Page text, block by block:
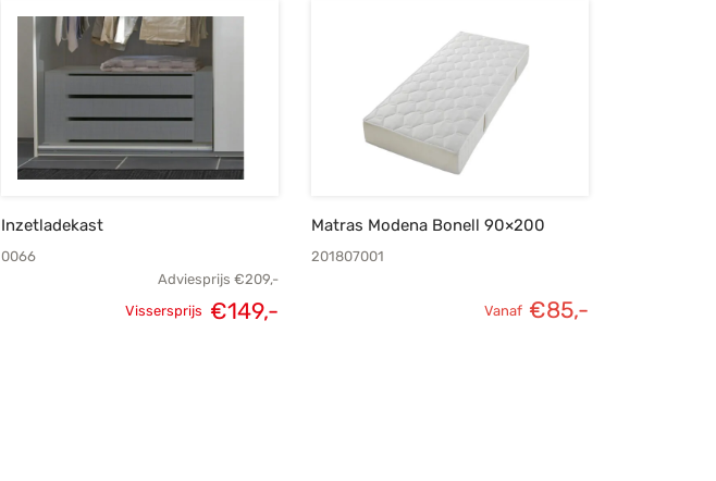
Inzetladekast
0066
Adviesprijs €209,-
Vissersprijs €149,-
Matras Modena Bonell 90×200
201807001
Vanaf €85,-